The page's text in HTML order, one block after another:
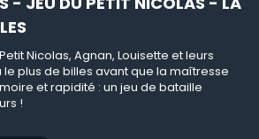
Nicolas, Agnan, Louisette et leurs
plus de billes avant que la maîtresse
et rapidité : un jeu de bataille
!